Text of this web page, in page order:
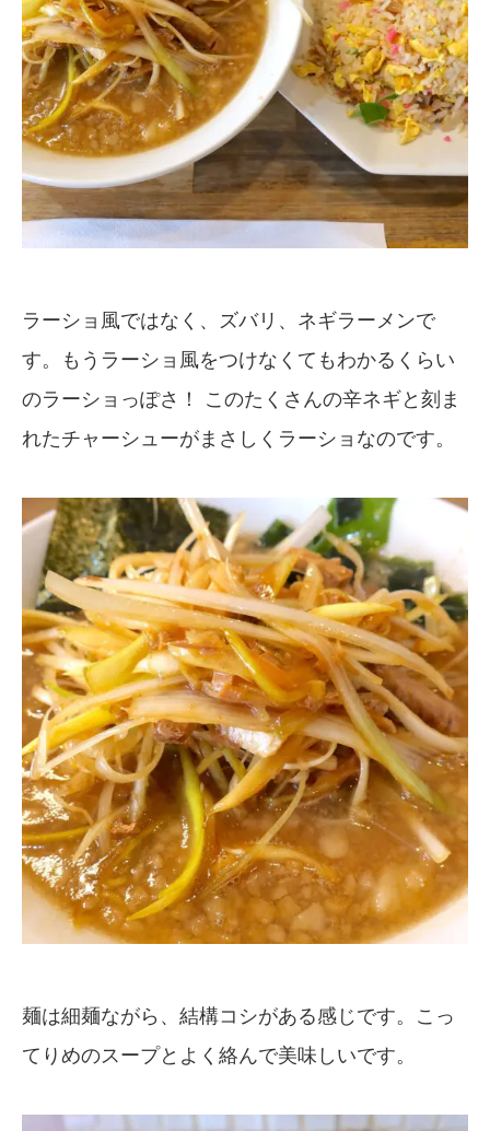
ラーショ風ではなく、ズバリ、ネギラーメンで
す。もうラーショ風をつけなくてもわかるくらい
のラーショっぽさ！ このたくさんの辛ネギと刻ま
れたチャーシューがまさしくラーショなのです。
麺は細麺ながら、結構コシがある感じです。こっ
てりめのスープとよく絡んで美味しいです。